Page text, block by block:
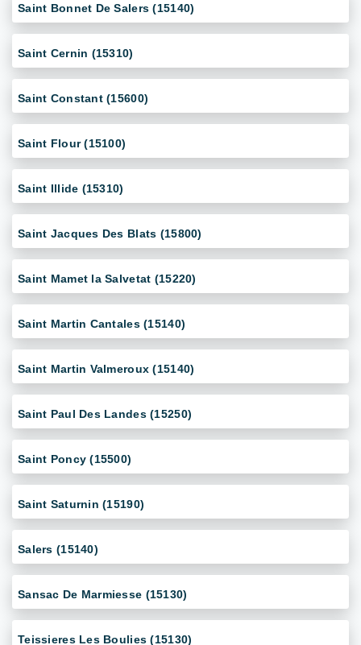
Saint Bonnet De Salers (15140)
Saint Cernin (15310)
Saint Constant (15600)
Saint Flour (15100)
Saint Illide (15310)
Saint Jacques Des Blats (15800)
Saint Mamet la Salvetat (15220)
Saint Martin Cantales (15140)
Saint Martin Valmeroux (15140)
Saint Paul Des Landes (15250)
Saint Poncy (15500)
Saint Saturnin (15190)
Salers (15140)
Sansac De Marmiesse (15130)
Teissieres Les Boulies (15130)